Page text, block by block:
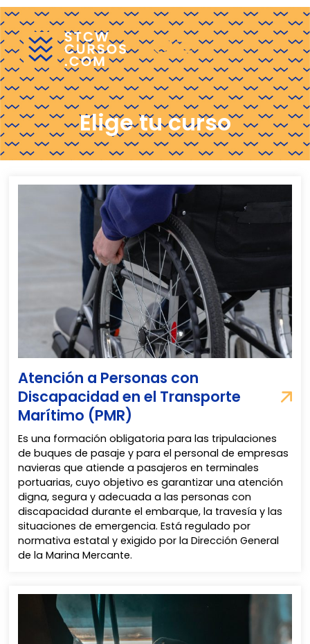
¿Eres una escuela?
Elige tu curso
Atención a Personas con
Discapacidad en el Transporte
Marítimo (PMR)
Es una formación obligatoria para las tripulaciones
de buques de pasaje y para el personal de empresas
navieras que atiende a pasajeros en terminales
portuarias, cuyo objetivo es garantizar una atención
digna, segura y adecuada a las personas con
discapacidad durante el embarque, la travesía y las
situaciones de emergencia. Está regulado por
normativa estatal y exigido por la Dirección General
de la Marina Mercante.